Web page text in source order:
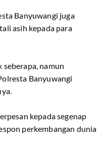
Banyuwangi juga
asih kepada para
namun
Banyuwangi
kepada segenap
perkembangan dunia